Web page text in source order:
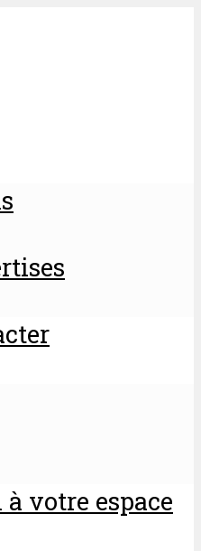
votre espace